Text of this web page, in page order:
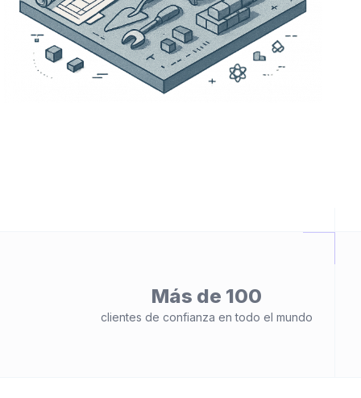
Más de 100
clientes de confianza en todo el mundo